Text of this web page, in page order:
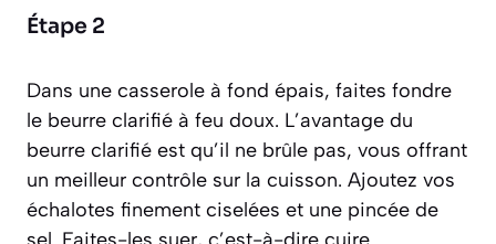
Étape 2
Dans une casserole à fond épais, faites fondre
le beurre clarifié à feu doux. L’avantage du
beurre clarifié est qu’il ne brûle pas, vous offrant
un meilleur contrôle sur la cuisson. Ajoutez vos
échalotes finement ciselées et une pincée de